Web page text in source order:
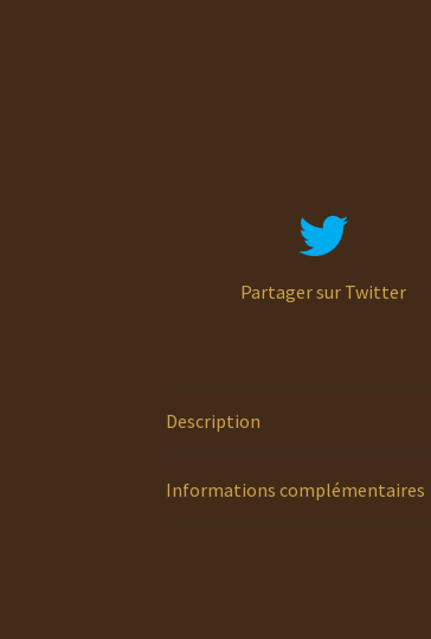
Partager sur Twitter
Description
Informations complémentaires